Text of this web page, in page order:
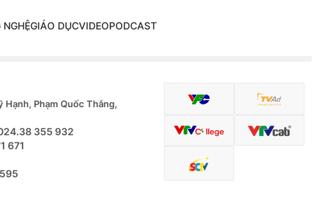
NGHỆGIÁO DỤCVIDEOPODCAST
Hạnh, Phạm Quốc Thắng,
355 932
671